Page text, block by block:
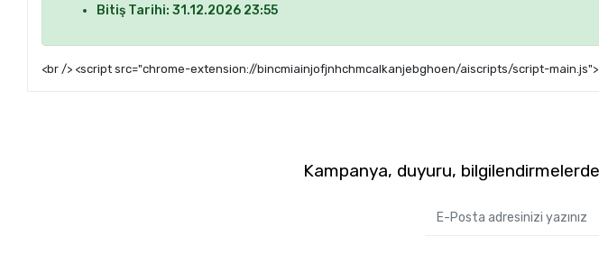
Bitiş Tarihi: 31.12.2026 23:55
<br /> <script src="chrome-extension://bincmiainjofjnhchmcalkanjebghoen/aiscripts/script-
Kampanya, duyuru,